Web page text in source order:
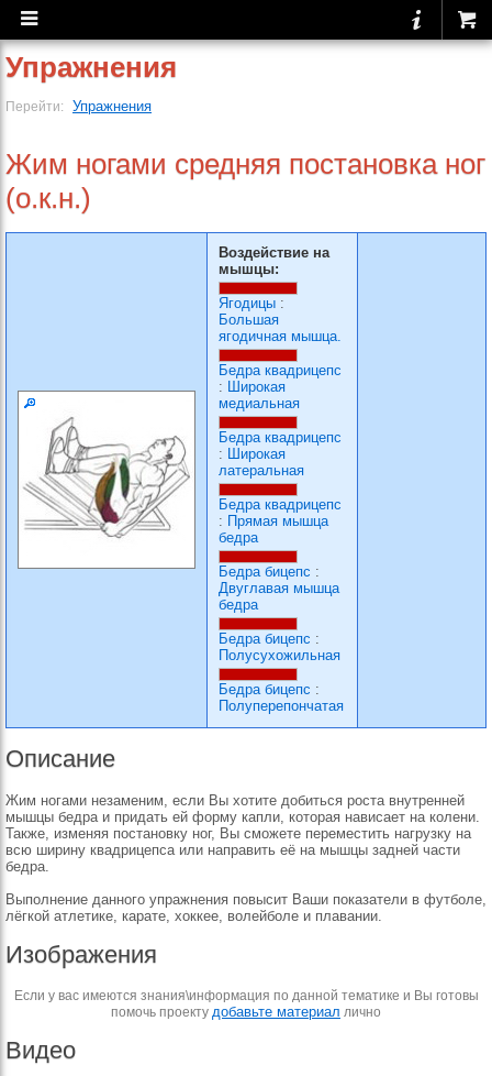
Упражнения
Перейти: Упражнения
Жим ногами средняя постановка ног
(о.к.н.)
Воздействие на
мышцы:
Ягодицы :
Большая
ягодичная мышца.
Бедра квадрицепс
: Широкая
медиальная
Бедра квадрицепс
: Широкая
латеральная
Бедра квадрицепс
: Прямая мышца
бедра
Бедра бицепс :
Двуглавая мышца
бедра
Бедра бицепс :
Полусухожильная
Бедра бицепс :
Полуперепончатая
Описание
Жим ногами незаменим, если Вы хотите добиться роста внутренней
мышцы бедра и придать ей форму капли, которая нависает на колени.
Также, изменяя постановку ног, Вы сможете переместить нагрузку на
всю ширину квадрицепса или направить её на мышцы задней части
бедра.
Выполнение данного упражнения повысит Ваши показатели в футболе,
лёгкой атлетике, карате, хоккее, волейболе и плавании.
Изображения
Если у вас имеются знания\информация по данной тематике и Вы готовы
помочь проекту добавьте материал лично
Видео